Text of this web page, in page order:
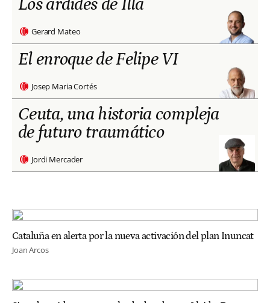
Los ardides de Illa
Gerard Mateo
El enroque de Felipe VI
Josep Maria Cortés
Ceuta, una historia compleja
de futuro traumático
Jordi Mercader
Cataluña en alerta por la nueva activación del plan Inuncat
Joan Arcos